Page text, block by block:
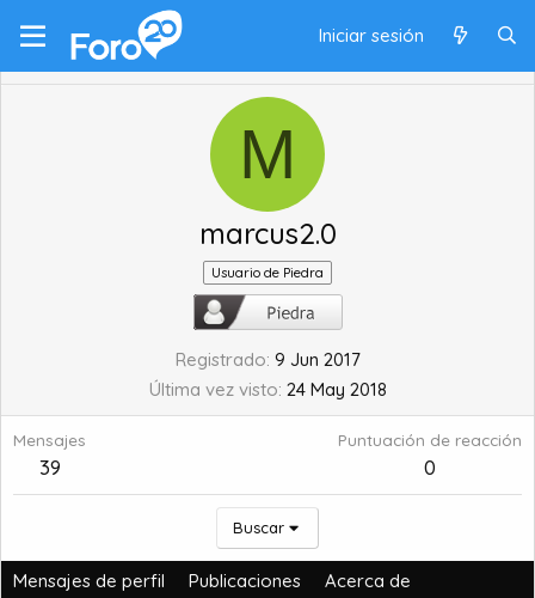
Iniciar sesión
M
marcus2.0
Usuario de Piedra
Registrado 9 Jun 2017
Última vez visto 24 May 2018
Mensajes
39
Puntuación de reacción
0
Buscar
Mensajes de perfil Publicaciones Acerca de